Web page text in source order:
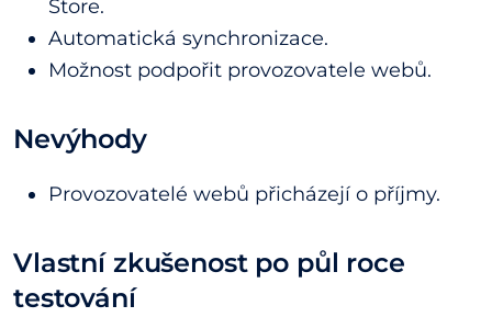
Store.
Automatická synchronizace.
Možnost podpořit provozovatele webů.
Nevýhody
Provozovatelé webů přicházejí o příjmy.
Vlastní zkušenost po půl roce
testování